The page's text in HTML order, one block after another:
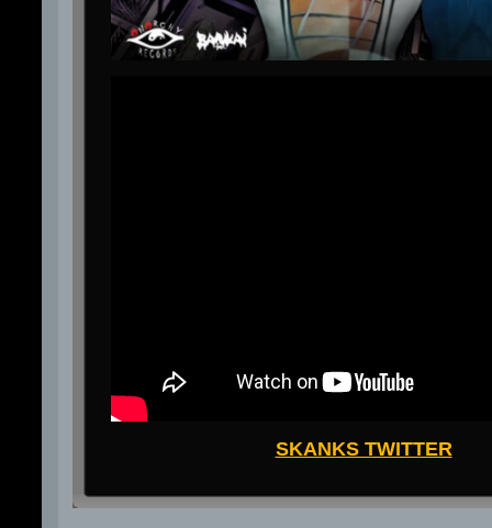
SKANKS TWITTER